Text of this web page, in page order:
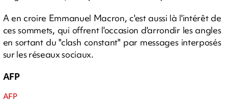
A en croire Emmanuel Macron, c'est aussi là l'intérêt de
ces sommets, qui offrent l'occasion d'arrondir les angles
en sortant du "clash constant" par messages interposés
sur les réseaux sociaux.
AFP
AFP